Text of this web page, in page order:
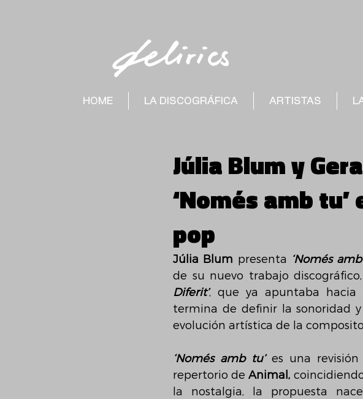
HOME LA DISCOGRÁFICA ARTISTAS
Júlia Blum y
‘Només amb
pop
Júlia Blum presenta ‘Només
de su nuevo trabajo
Diferit’, que ya apuntaba hacia
termina de definir la sonoridad
evolución artística de la
‘Només amb tu’ es una revisión
repertorio de Animal,
la nostalgia, la propuesta